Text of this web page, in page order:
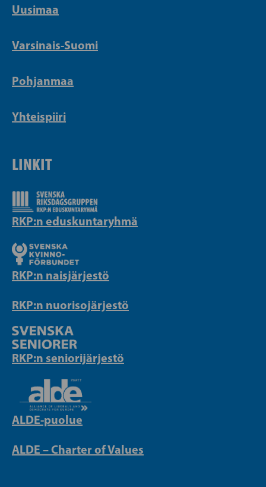
Uusimaa
Varsinais-Suomi
Pohjanmaa
Yhteispiiri
LINKIT
RKP:n eduskuntaryhmä
RKP:n naisjärjestö
RKP:n nuorisojärjestö
RKP:n seniorijärjestö
ALDE-puolue
ALDE – Charter of Values